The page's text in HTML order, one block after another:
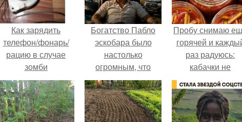
Как зарядить
телефон/фонарь/
рацию в случае
зомби
апокалипсиса?
Богатство Пабло
эскобара было
настолько
огромным, что
многие истории о
нём звучат как
вымысел.
Пробу снимаю
горячей и
раз радуюсь:
кабачки не
развариваются,
соус получается
густым и
пикантным.